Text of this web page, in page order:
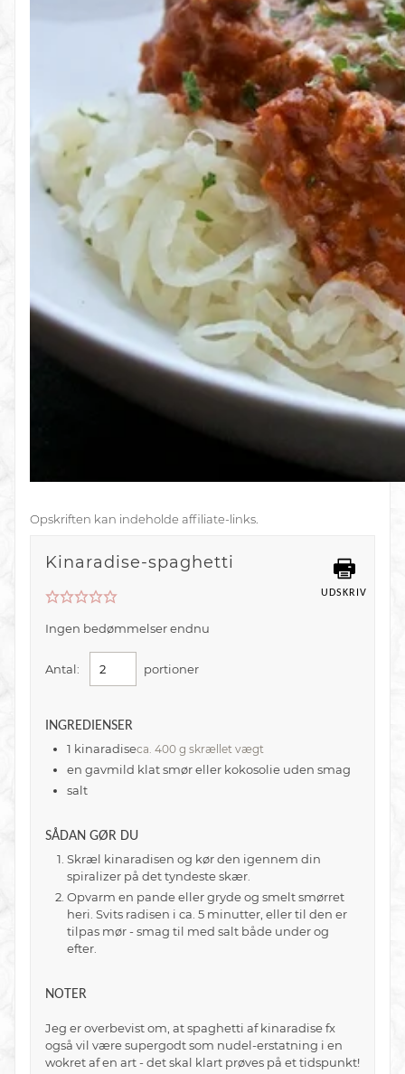
Opskriften kan indeholde affiliate-links.
UDSKRIV
Kinaradise-spaghetti
Ingen bedømmelser endnu
Antal: portioner
INGREDIENSER
1 kinaradiseca. 400 g skrællet vægt
en gavmild klat smør eller kokosolie uden smag
salt
SÅDAN GØR DU
Skræl kinaradisen og kør den igennem din
spiralizer på det tyndeste skær.
Opvarm en pande eller gryde og smelt smørret
heri. Svits radisen i ca. 5 minutter, eller til den er
tilpas mør - smag til med salt både under og
efter.
NOTER
Jeg er overbevist om, at spaghetti af kinaradise fx
også vil være supergodt som nudel-erstatning i en
wokret af en art - det skal klart prøves på et tidspunkt!